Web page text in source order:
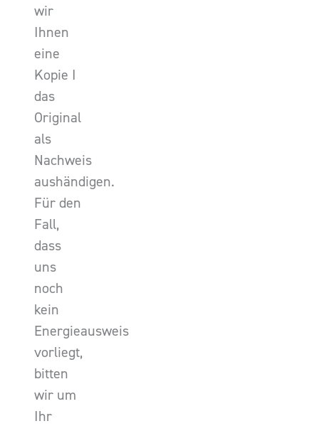
wir
Ihnen
eine
Kopie I
das
Original
als
Nachweis
aushändigen.
Für den
Fall,
dass
uns
noch
kein
Energieausweis
vorliegt,
bitten
wir um
Ihr